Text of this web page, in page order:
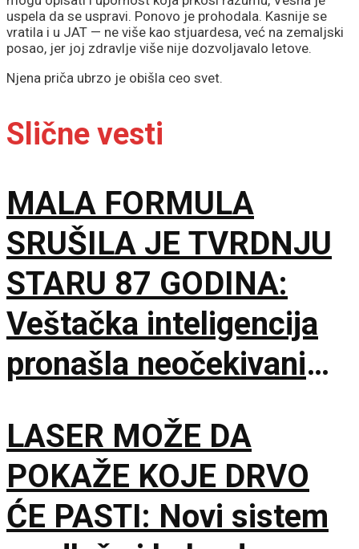
uspela da se uspravi. Ponovo je prohodala. Kasnije se
vratila i u JAT — ne više kao stjuardesa, već na zemaljski
posao, jer joj zdravlje više nije dozvoljavalo letove.
Njena priča ubrzo je obišla ceo svet.
Slične vesti
MALA FORMULA
SRUŠILA JE TVRDNJU
STARU 87 GODINA:
Veštačka inteligencija
pronašla neočekivani
LASER MOŽE DA
POKAŽE KOJE DRVO
ĆE PASTI: Novi sistem